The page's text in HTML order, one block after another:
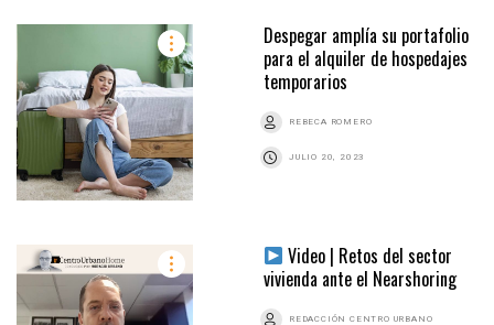
Despegar amplía su portafolio
para el alquiler de hospedajes
temporarios
REBECA ROMERO
JULIO 20, 2023
Video | Retos del sector
vivienda ante el Nearshoring
REDACCIÓN CENTRO URBANO